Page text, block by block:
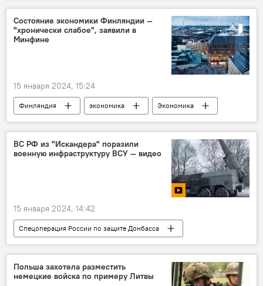
Габриэлюс Ландсбергис
Тайвань
Состояние экономики Финляндии —
"хронически слабое", заявили в
Минфине
15 января 2024, 15:24
Финляндия экономика
Экономика
В мире
ВС РФ из "Искандера" поразили
военную инфраструктуру ВСУ — видео
15 января 2024, 14:42
Спецоперация России по защите Донбасса
В мире
Россия
Украина
Польша захотела разместить
немецкие войска по примеру Литвы